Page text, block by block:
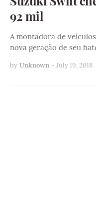
92 mil
A montadora de
nova geração de seu
by Unknown - July 19, 2018